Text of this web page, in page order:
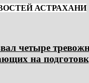
АСТРАХАНИ
четыре
на